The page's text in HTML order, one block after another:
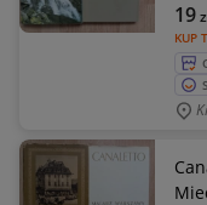
KUP
19